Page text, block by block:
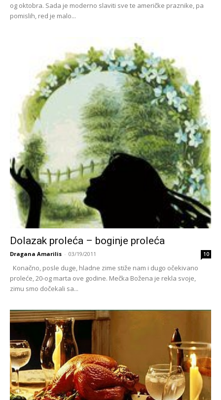
og oktobra. Sada je moderno slaviti sve te američke praznike, pa
pomislih, red je malo...
Dolazak proleća – boginje proleća
Dragana Amarilis - 03/19/2011 10
Konačno, posle duge, hladne zime stiže nam i dugo očekivano
proleće, 20-og marta ove godine. Mečka Božena je rekla svoje,
zimu smo dočekali sa...